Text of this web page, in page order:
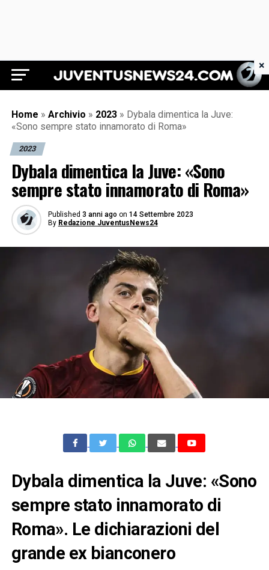
Juventus News 24
Home » Archivio » 2023 » Dybala dimentica la Juve:
«Sono sempre stato innamorato di Roma»
2023
Dybala dimentica la Juve: «Sono
sempre stato innamorato di Roma»
Published 3 anni ago on 14 Settembre 2023
By Redazione JuventusNews24
Dybala dimentica la Juve: «Sono
sempre stato innamorato di
Roma». Le dichiarazioni del
grande ex bianconero
×